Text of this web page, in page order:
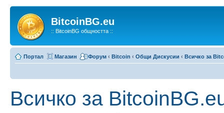
BitcoinBG.eu
:: BitcoinBG общността ::
Портал Магазин Форум ‹ Bitcoin ‹ Общи Дискусии ‹ Всичко за
Всичко за